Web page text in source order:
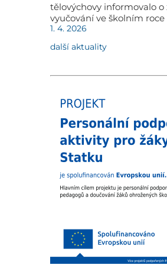
tělovýchovy informovalo
vyučování ve školním roce
1. 4. 2026
další aktuality